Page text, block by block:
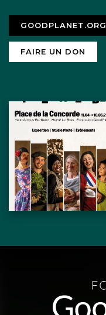
GOODPLANET.ORG
FAIRE UN DON